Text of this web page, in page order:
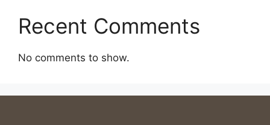
Recent Comments
No comments to show.